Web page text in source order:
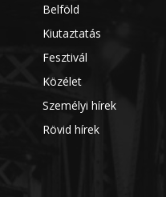
Belföld
Kiutaztatás
Fesztivál
Közélet
Személyi hírek
Rövid hírek